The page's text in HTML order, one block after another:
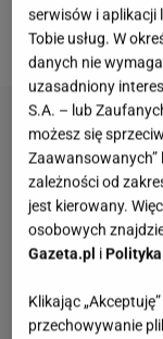
Czym różni się
kuchni w
serwisów i aplikacji
Tobie usług. W
danych nie
uzasadniony
S.A. – lub
możesz się
zależności od
jest kierowany.
osobowych
Gazeta.pl i
Klikając
przechowywanie